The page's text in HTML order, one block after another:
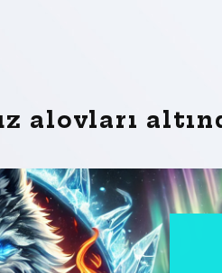
alovları